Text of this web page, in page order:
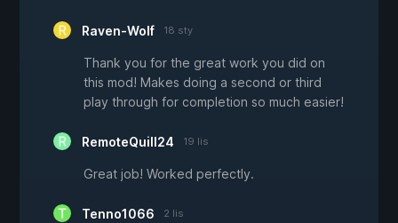
Raven-Wolf 18 sty
Thank you for the great work you did on
this mod! Makes doing a second or third
play through for completion so much easier!
RemoteQuill24 19 lis
Great job! Worked perfectly.
Tenno1066 2 lis